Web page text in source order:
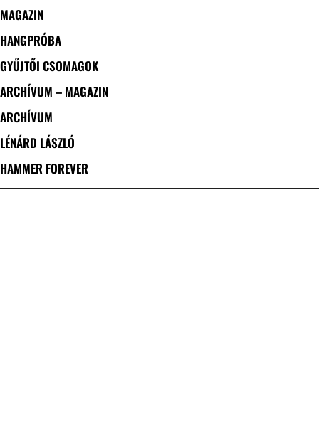
MAGAZIN
HANGPRÓBA
GYŰJTŐI CSOMAGOK
ARCHÍVUM – MAGAZIN
ARCHÍVUM
LÉNÁRD LÁSZLÓ
HAMMER FOREVER